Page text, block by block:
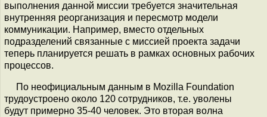
выполнения данной миссии требуется значительная
внутренняя реорганизация и пересмотр модели
коммуникации. Например, вместо отдельных
подразделений связанные с миссией проекта задачи
теперь планируется решать в рамках основных рабочих
процессов.
По неофициальным данным в Mozilla Foundation
трудоустроено около 120 сотрудников, т.е. уволены
будут примерно 35-40 человек. Это вторая волна